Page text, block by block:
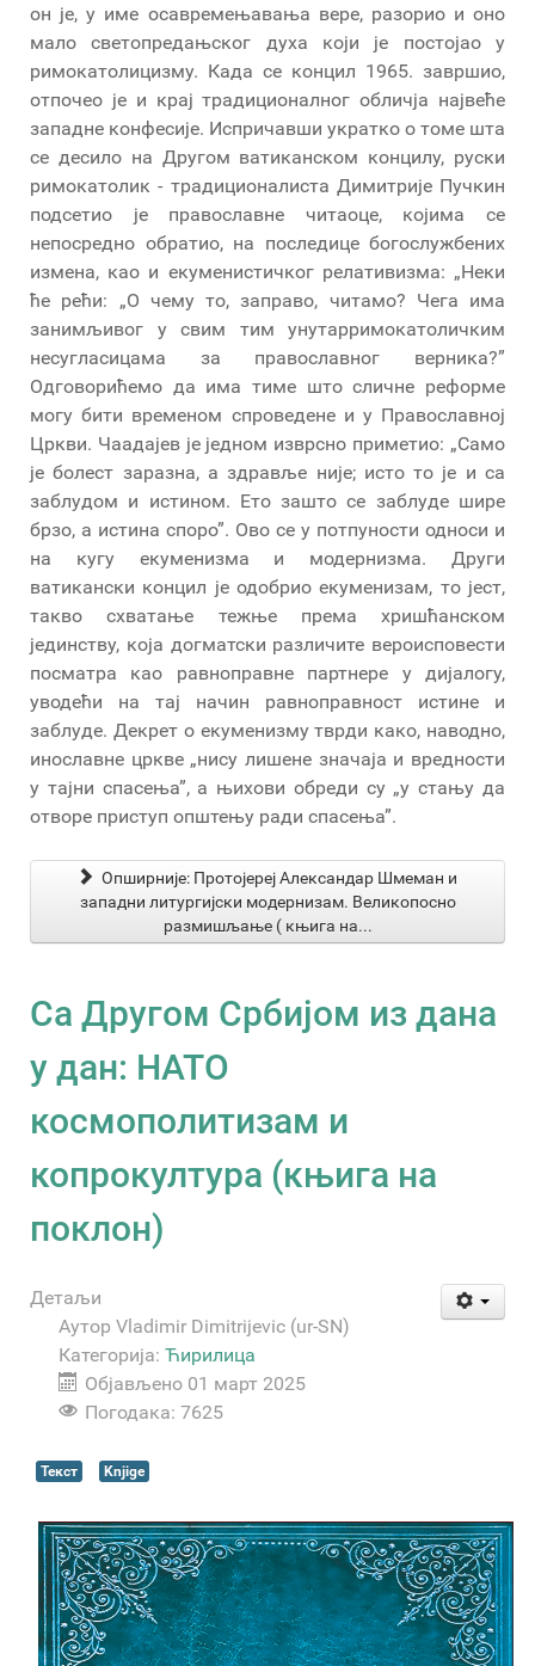
он је, у име осавремењавања вере, разорио и оно
мало светопредањског духа који је постојао у
римокатолицизму. Када се концил 1965. завршио,
отпочео је и крај традиционалног обличја највеће
западне конфесије. Испричавши укратко о томе шта
се десило на Другом ватиканском концилу, руски
римокатолик - традиционалиста Димитрије Пучкин
подсетио је православне читаоце, којима се
непосредно обратио, на последице богослужбених
измена, као и екуменистичког релативизма: „Неки
ће рећи: „О чему то, заправо, читамо? Чега има
занимљивог у свим тим унутарримокатоличким
несугласицама за православног верника?”
Одговорићемо да има тиме што сличне реформе
могу бити временом спроведене и у Православној
Цркви. Чаадајев је једном изврсно приметио: „Само
је болест заразна, а здравље није; исто то је и са
заблудом и истином. Ето зашто се заблуде шире
брзо, а истина споро”. Ово се у потпуности односи и
на кугу екуменизма и модернизма. Други
ватикански концил је одобрио екуменизам, то јест,
такво схватање тежње према хришћанском
јединству, која догматски различите вероисповести
посматра као равноправне партнере у дијалогу,
уводећи на тај начин равноправност истине и
заблуде. Декрет о екуменизму тврди како, наводно,
инославне цркве „нису лишене значаја и вредности
у тајни спасења”, а њихови обреди су „у стању да
отворе приступ општењу ради спасења”.
Опширније: Протојереј Александар Шмеман и
западни литургијски модернизам. Великопосно
размишљање ( књига на...
Са Другом Србијом из дана
у дан: НАТО
космополитизам и
копрокултура (књига на
поклон)
Детаљи
Аутор Vladimir Dimitrijevic (ur-SN)
Категорија: Ћирилица
Објављено 01 март 2025
Погодака: 7625
Текст Knjige